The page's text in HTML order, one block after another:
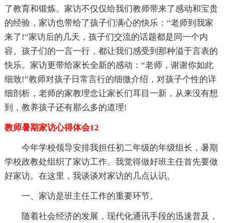
了教育和锻炼。家访不仅仅给我们教师带来了感动和宝贵
的经验，家访也带给了孩子们满心的快乐：“老师到我家
来了!”家访后的几天，孩子们交流的话题都是同一个内
容。孩子们的一言一行，都让我们感受到那种溢于言表的
快乐。家访更带给家长全新的感动：“老师，谢谢你如此
细致!”教师对孩子日常言行的细微介绍，对孩子个性的详
细剖析，老师的家教理念让家长们耳目一新，从来没有想
到，教养孩子还有那么多的道理!
教师暑期家访心得体会12
今年学校领导安排我担任初二年级的年级组长，暑期
学校政教处组织了家访工作。我觉得做好班主任首先要做
好家访。在这里，我谈谈对家访的几点认识。
一、家访是班主任工作的重要环节。
随着社会经济的发展，现代化通讯手段的迅速普及，